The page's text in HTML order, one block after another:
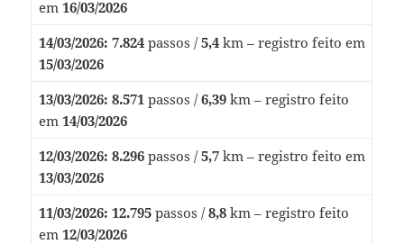
em 16/03/2026
14/03/2026: 7.824passos /5,4km – registro feito em
15/03/2026
13/03/2026: 8.571 passos /6,39km – registro feito
em 14/03/2026
12/03/2026: 8.296passos /5,7km – registro feito em
13/03/2026
11/03/2026: 12.795passos /8,8km – registro feito
em 12/03/2026